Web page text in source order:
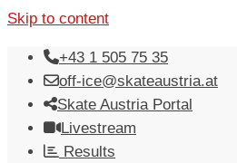
Skip to content
+43 1 505 75 35
off-ice@skateaustria.at
Skate Austria Portal
Livestream
Results